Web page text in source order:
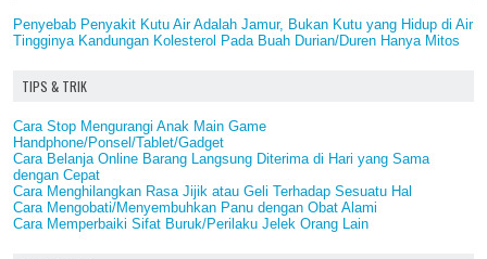
Penyebab Penyakit Kutu Air Adalah Jamur, Bukan Kutu yang Hidup di Air
Tingginya Kandungan Kolesterol Pada Buah Durian/Duren Hanya Mitos
TIPS & TRIK
Cara Stop Mengurangi Anak Main Game
Handphone/Ponsel/Tablet/Gadget
Cara Belanja Online Barang Langsung Diterima di Hari yang Sama
dengan Cepat
Cara Menghilangkan Rasa Jijik atau Geli Terhadap Sesuatu Hal
Cara Mengobati/Menyembuhkan Panu dengan Obat Alami
Cara Memperbaiki Sifat Buruk/Perilaku Jelek Orang Lain